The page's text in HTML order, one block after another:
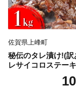
佐賀県上峰町
秘伝のタレ漬け!(訳
レサイコロステー